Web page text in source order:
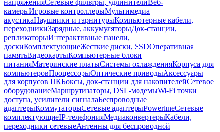
напряженияСетевые фильтры, удлинителиВеб-
камерыИгровые контроллерыМультимедиа
акустикаНаушники и гарнитурыКомпьютерные кабели,
переходникиЗарядные, аккумуляторыДок-станции,
репликаторыИнтерактивные панели,
доскиКомплектующиеЖесткие диски, SSDОперативная
памятьВидеокартыКомпьютерные блоки
питанияМатеринские платыСистемы охлажденияКорпуса для
компьютеровПроцессорыОптические приводыАксессуары
для корпусов ПКБоксы, док-станции для накопителейСетевое
оборудованиеМаршрутизаторы, DSL-модемыWi-Fi точки
доступа, усилители сигналаБеспроводные
адаптерыКоммутаторыСетевые адаптерыPowerlineСетевые
комплектующиеIP-телефонияМедиаконвертерыКабели,
переходники сетевыеАнтенны для беспроводной